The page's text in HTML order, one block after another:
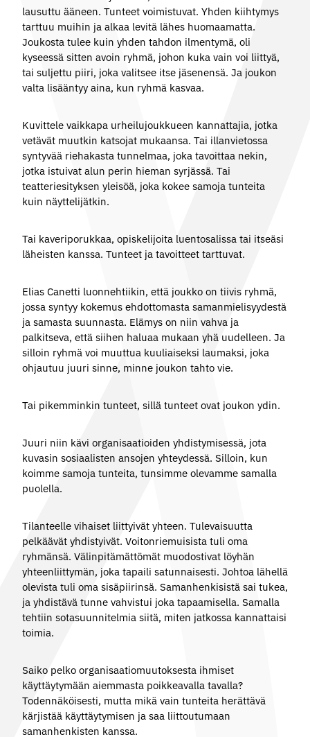
lausuttu ääneen. Tunteet voimistuvat. Yhden kiihtymys
tarttuu muihin ja alkaa levitä lähes huomaamatta.
Joukosta tulee kuin yhden tahdon ilmentymä, oli
kyseessä sitten avoin ryhmä, johon kuka vain voi liittyä,
tai suljettu piiri, joka valitsee itse jäsenensä. Ja joukon
valta lisääntyy aina, kun ryhmä kasvaa.
Kuvittele vaikkapa urheilujoukkueen kannattajia, jotka
vetävät muutkin katsojat mukaansa. Tai illanvietossa
syntyvää riehakasta tunnelmaa, joka tavoittaa nekin,
jotka istuivat alun perin hieman syrjässä. Tai
teatteriesityksen yleisöä, joka kokee samoja tunteita
kuin näyttelijätkin.
Tai kaveriporukkaa, opiskelijoita luentosalissa tai itseäsi
läheisten kanssa. Tunteet ja tavoitteet tarttuvat.
Elias Canetti luonnehtiikin, että joukko on tiivis ryhmä,
jossa syntyy kokemus ehdottomasta samanmielisyydestä
ja samasta suunnasta. Elämys on niin vahva ja
palkitseva, että siihen haluaa mukaan yhä uudelleen. Ja
silloin ryhmä voi muuttua kuuliaiseksi laumaksi, joka
ohjautuu juuri sinne, minne joukon tahto vie.
Tai pikemminkin tunteet, sillä tunteet ovat joukon ydin.
Juuri niin kävi organisaatioiden yhdistymisessä, jota
kuvasin sosiaalisten ansojen yhteydessä. Silloin, kun
koimme samoja tunteita, tunsimme olevamme samalla
puolella.
Tilanteelle vihaiset liittyivät yhteen. Tulevaisuutta
pelkäävät yhdistyivät. Voitonriemuisista tuli oma
ryhmänsä. Välinpitämättömät muodostivat löyhän
yhteenliittymän, joka tapaili satunnaisesti. Johtoa lähellä
olevista tuli oma sisäpiirinsä. Samanhenkisistä sai tukea,
ja yhdistävä tunne vahvistui joka tapaamisella. Samalla
tehtiin sotasuunnitelmia siitä, miten jatkossa kannattaisi
toimia.
Saiko pelko organisaatiomuutoksesta ihmiset
käyttäytymään aiemmasta poikkeavalla tavalla?
Todennäköisesti, mutta mikä vain tunteita herättävä
kärjistää käyttäytymisen ja saa liittoutumaan
samanhenkisten kanssa.